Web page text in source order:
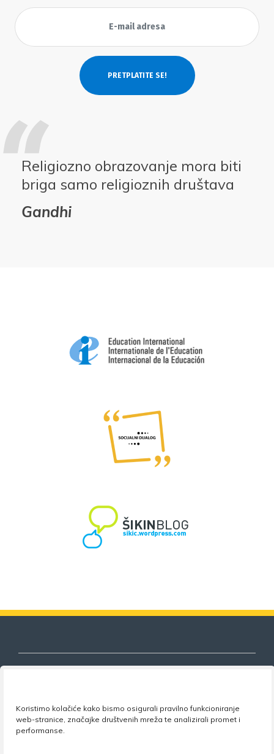
Koristimo kolačiće kako bismo osigurali pravilno funkcioniranje
web-stranice, značajke društvenih mreža te analizirali promet i
performanse.
Religiozno obrazovanje mora biti
briga samo religioznih društava
Gandhi
Nezavisni sindikat znanosti i visokog
obrazovanja